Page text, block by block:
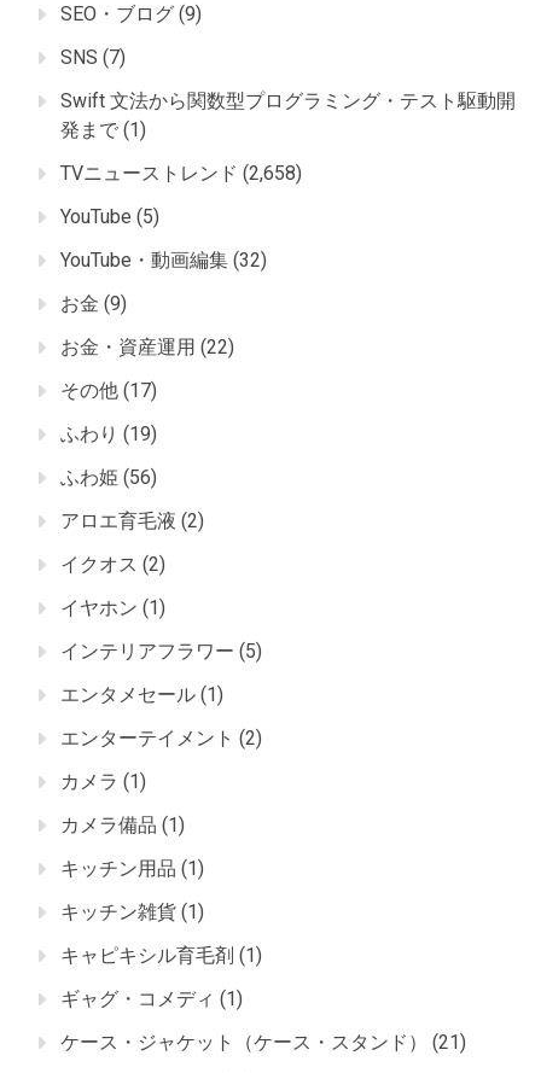
SEO・ブログ (9)
SNS (7)
Swift 文法から関数型プログラミング・テスト駆動開
発まで (1)
TVニューストレンド (2,658)
YouTube (5)
YouTube・動画編集 (32)
お金 (9)
お金・資産運用 (22)
その他 (17)
ふわり (19)
ふわ姫 (56)
アロエ育毛液 (2)
イクオス (2)
イヤホン (1)
インテリアフラワー (5)
エンタメセール (1)
エンターテイメント (2)
カメラ (1)
カメラ備品 (1)
キッチン用品 (1)
キッチン雑貨 (1)
キャピキシル育毛剤 (1)
ギャグ・コメディ (1)
ケース・ジャケット（ケース・スタンド）
(21)